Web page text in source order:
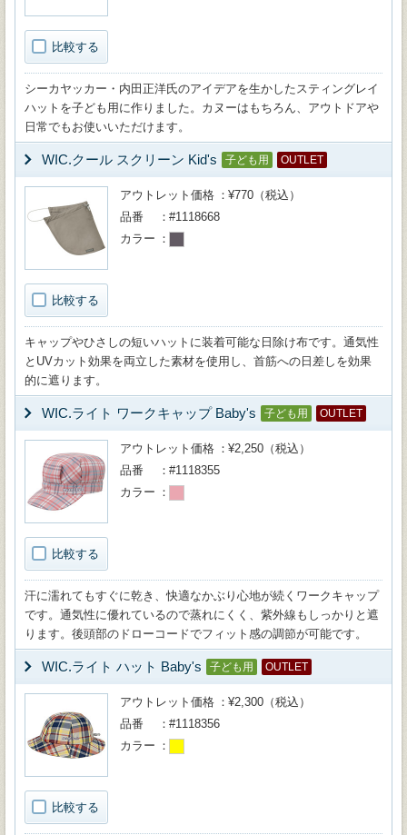
比較する
シーカヤッカー・内田正洋氏のアイデアを生かしたスティングレイ
ハットを子ども用に作りました。カヌーはもちろん、アウトドアや
日常でもお使いいただけます。
WIC.クール スクリーン Kid's 子ども用 OUTLET
比較する
アウトレット価格
¥770（税込）
品番
#1118668
カラー
キャップやひさしの短いハットに装着可能な日除け布です。通気性
とUVカット効果を両立した素材を使用し、首筋への日差しを効果
的に遮ります。
WIC.ライト ワークキャップ Baby's 子ども用 OUTLET
比較する
アウトレット価格
¥2,250（税込）
品番
#1118355
カラー
汗に濡れてもすぐに乾き、快適なかぶり心地が続くワークキャップ
です。通気性に優れているので蒸れにくく、紫外線もしっかりと遮
ります。後頭部のドローコードでフィット感の調節が可能です。
WIC.ライト ハット Baby's 子ども用 OUTLET
比較する
アウトレット価格
¥2,300（税込）
品番
#1118356
カラー